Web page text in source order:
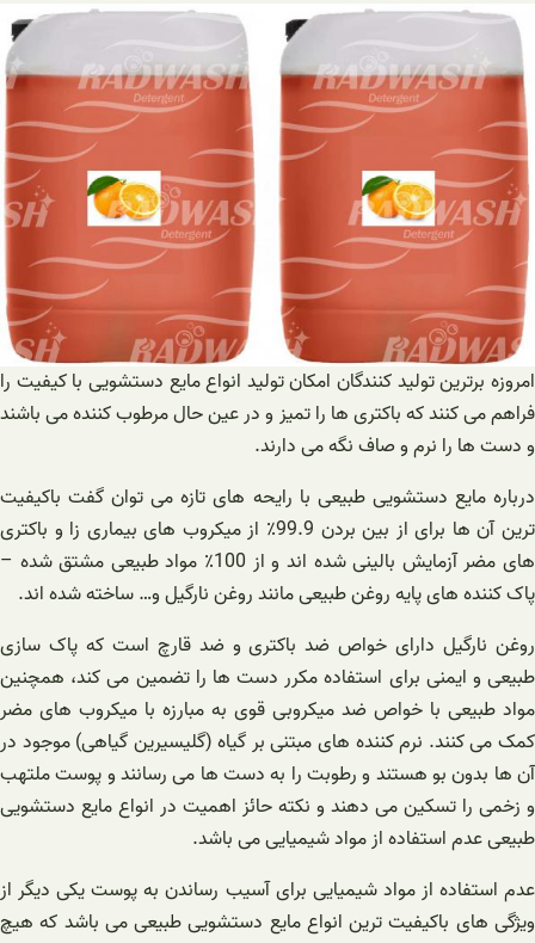
امروزه برترین تولید کنندگان امکان تولید انواع مایع دستشویی با کیفیت را
فراهم می کنند که باکتری ها را تمیز و در عین حال مرطوب کننده می باشند
و دست ها را نرم و صاف نگه می دارند.
درباره مایع دستشویی طبیعی با رایحه های تازه می توان گفت باکیفیت
ترین آن ها برای از بین بردن 99.9٪ از میکروب های بیماری زا و باکتری
های مضر آزمایش بالینی شده اند و از 100٪ مواد طبیعی مشتق شده –
پاک کننده های پایه روغن طبیعی مانند روغن نارگیل و… ساخته شده اند.
روغن نارگیل دارای خواص ضد باکتری و ضد قارچ است که پاک سازی
طبیعی و ایمنی برای استفاده مکرر دست ها را تضمین می کند، همچنین
مواد طبیعی با خواص ضد میکروبی قوی به مبارزه با میکروب های مضر
کمک می کنند. نرم کننده های مبتنی بر گیاه (گلیسیرین گیاهی) موجود در
آن ها بدون بو هستند و رطوبت را به دست ها می رسانند و پوست ملتهب
و زخمی را تسکین می دهند و نکته حائز اهمیت در انواع مایع دستشویی
طبیعی عدم استفاده از مواد شیمیایی می باشد.
عدم استفاده از مواد شیمیایی برای آسیب رساندن به پوست یکی دیگر از
ویژگی های باکیفیت ترین انواع مایع دستشویی طبیعی می باشد که هیچ